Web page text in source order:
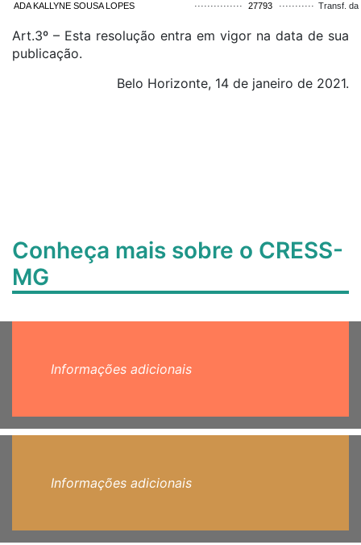
ADA KALLYNE SOUSA LOPES ··············· 27793 ··········· Transf. da
Art.3º – Esta resolução entra em vigor na data de sua
publicação.
Belo Horizonte, 14 de janeiro de 2021.
Conheça mais sobre o CRESS-
MG
Informações adicionais
Informações adicionais